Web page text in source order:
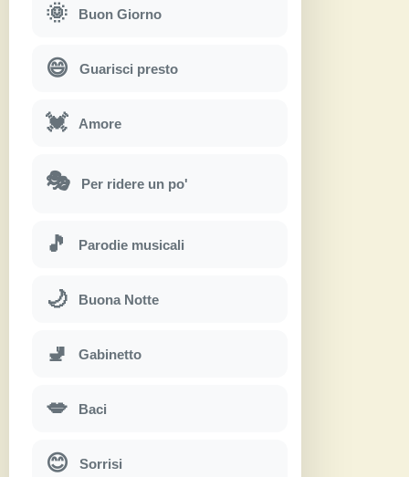
🌞 Buon Giorno
😄 Guarisci presto
💓 Amore
🎭 Per ridere un po'
🎵 Parodie musicali
🌙 Buona Notte
🚽 Gabinetto
💋 Baci
😊 Sorrisi